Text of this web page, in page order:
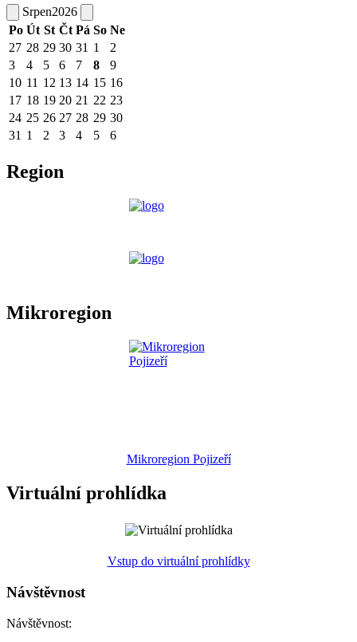
Srpen2026
Po Út St Čt Pá So Ne
27 28 29 30 31 1
2
3
4 5 6 7 8
9
10 11 12 13 14 15 16
17 18 19 20 21 22 23
24 25 26 27 28 29 30
31 1 2 3 4 5 6
Region
Mikroregion
Mikroregion Pojizeří
Virtuální prohlídka
Vstup do virtuální prohlídky
Návštěvnost
Návštěvnost: